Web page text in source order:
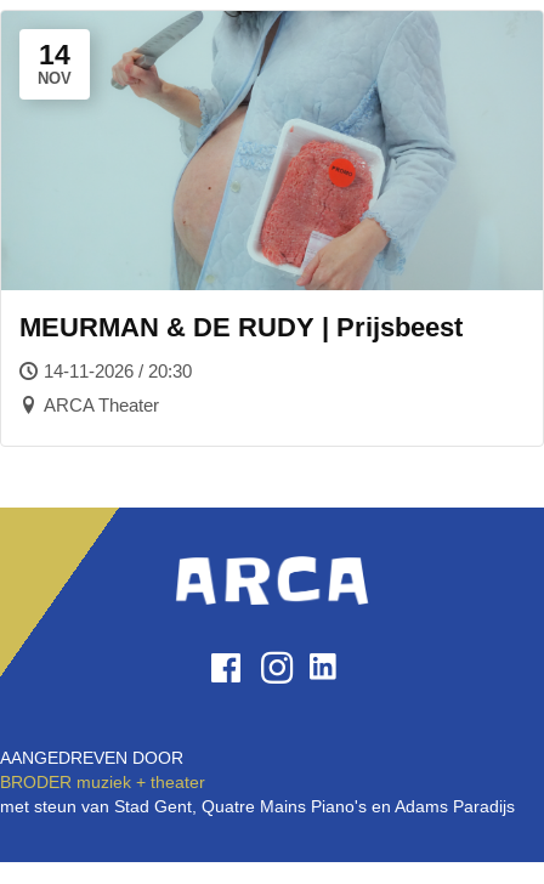
14
NOV
MEURMAN & DE RUDY | Prijsbeest
14-11-2026 / 20:30
ARCA Theater
AANGEDREVEN DOOR
BRODER muziek + theater
met steun van Stad Gent, Quatre Mains Piano's en Adams Paradijs